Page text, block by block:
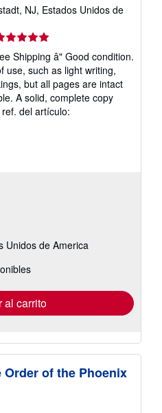
NJ, Estados Unidos de
Shipping â" Good condition.
use, such as light writing,
but all pages are intact
A solid, complete copy
ref. del artículo:
Unidos de America
al carrito
of the Phoenix